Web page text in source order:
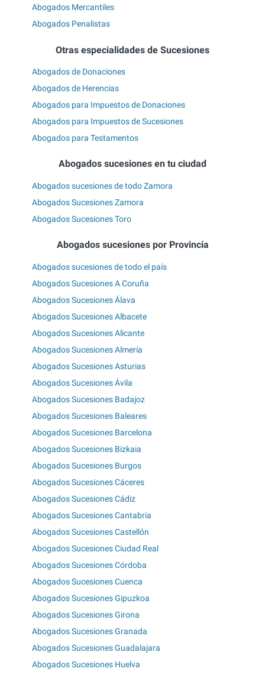
Abogados Mercantiles
Abogados Penalistas
Otras especialidades de Sucesiones
Abogados de Donaciones
Abogados de Herencias
Abogados para Impuestos de Donaciones
Abogados para Impuestos de Sucesiones
Abogados para Testamentos
Abogados sucesiones en tu ciudad
Abogados sucesiones de todo Zamora
Abogados Sucesiones Zamora
Abogados Sucesiones Toro
Abogados sucesiones por Provincia
Abogados sucesiones de todo el país
Abogados Sucesiones A Coruña
Abogados Sucesiones Álava
Abogados Sucesiones Albacete
Abogados Sucesiones Alicante
Abogados Sucesiones Almería
Abogados Sucesiones Asturias
Abogados Sucesiones Ávila
Abogados Sucesiones Badajoz
Abogados Sucesiones Baleares
Abogados Sucesiones Barcelona
Abogados Sucesiones Bizkaia
Abogados Sucesiones Burgos
Abogados Sucesiones Cáceres
Abogados Sucesiones Cádiz
Abogados Sucesiones Cantabria
Abogados Sucesiones Castellón
Abogados Sucesiones Ciudad Real
Abogados Sucesiones Córdoba
Abogados Sucesiones Cuenca
Abogados Sucesiones Gipuzkoa
Abogados Sucesiones Girona
Abogados Sucesiones Granada
Abogados Sucesiones Guadalajara
Abogados Sucesiones Huelva